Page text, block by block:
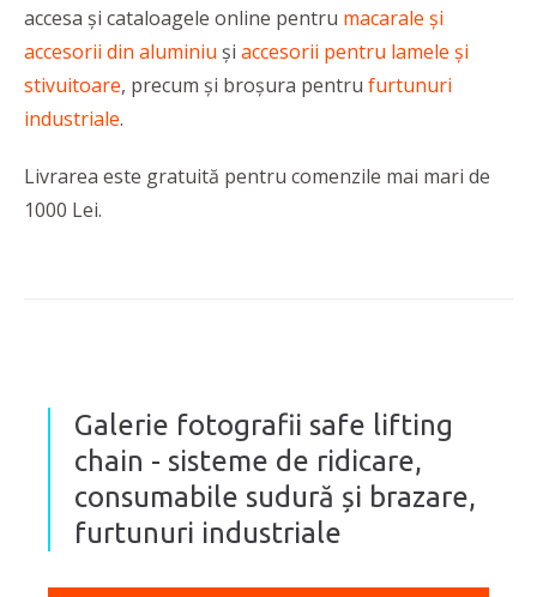
accesa și cataloagele online pentru macarale și
accesorii din aluminiu și accesorii pentru lamele și
stivuitoare, precum și broșura pentru furtunuri
industriale.
Livrarea este gratuită pentru comenzile mai mari de
1000 Lei.
Galerie fotografii safe lifting
chain - sisteme de ridicare,
consumabile sudură și brazare,
furtunuri industriale